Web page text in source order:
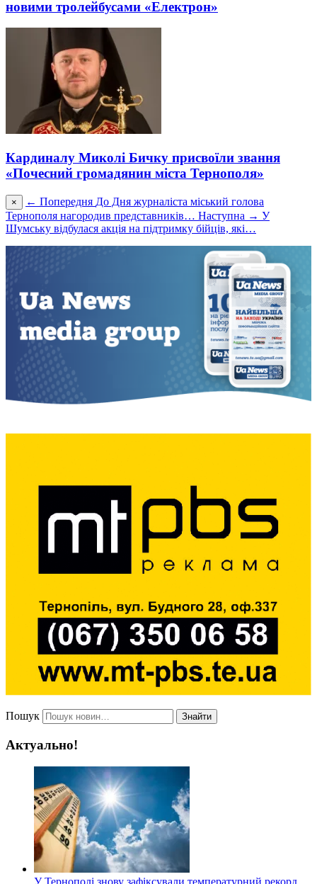
новими тролейбусами «Електрон»
Кардиналу Миколі Бичку присвоїли звання
«Почесний громадянин міста Тернополя»
× ← Попередня До Дня журналіста міський голова
Тернополя нагородив представників… Наступна → У
Шумську відбулася акція на підтримку бійців, які…
Пошук Знайти
Актуально!
У Тернополі знову зафіксували температурний рекорд